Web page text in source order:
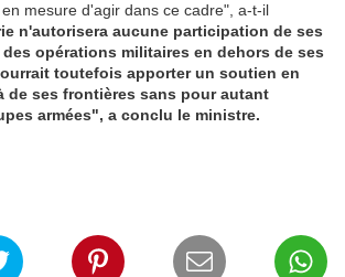
mesure d'agir dans ce cadre", a-t-il
n'autorisera aucune participation de ses
opérations militaires en dehors de ses
toutefois apporter un soutien en
de ses frontières sans pour autant
armées", a conclu le ministre.